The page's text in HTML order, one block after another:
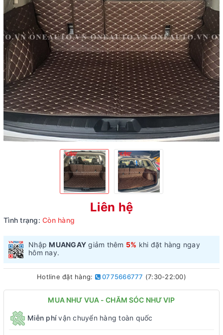
Liên hệ
Tình trạng: Còn hàng
Nhập MUANGAY giảm thêm 5% khi đặt hàng ngay
hôm nay.
Hotline đặt hàng: 0775666777 (7:30-22:00)
MUA NHƯ VUA - CHĂM SÓC NHƯ VIP
Miễn phívận chuyển hàng toàn quốc